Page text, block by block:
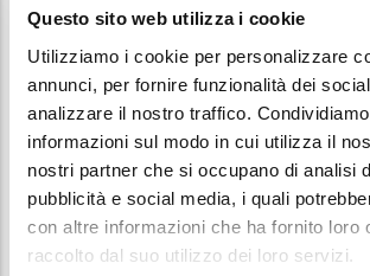
Questo sito web utilizza i cookie
Utilizziamo i cookie per personalizzare
annunci, per fornire funzionalità dei
analizzare il nostro traffico.
informazioni sul modo in cui utilizza il
nostri partner che si occupano di analisi
pubblicità e social media, i quali
con altre informazioni che ha fornito loro
raccolto dal suo utilizzo dei loro servizi.
Il giorno 12 Gennaio dalle 13 alle 18
il servizio di erogazione acqua in
VIA COLOMBARA BOSCO
VIA LOMBARDIA
La chiusura si rende necessaria al
la nuova tubazione in ghisa dn 150
esistente.